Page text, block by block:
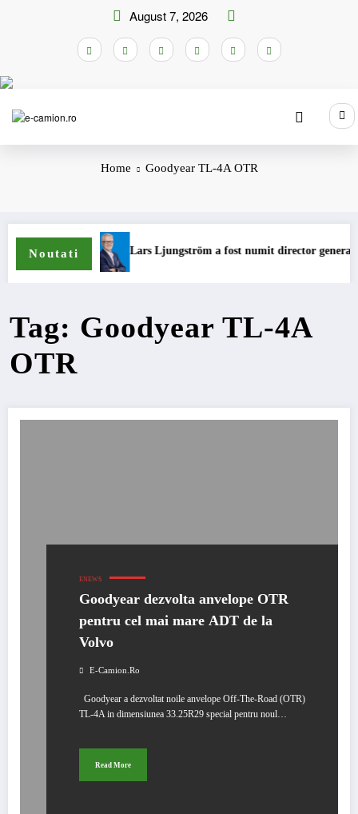
August 7, 2026
Home Goodyear TL-4A OTR
Noutati Lars Ljungström a fost numit director general
Tag: Goodyear TL-4A
OTR
ENEWS
Goodyear dezvolta anvelope OTR
pentru cel mai mare ADT de la
Volvo
E-Camion.ro
Goodyear a dezvoltat noile anvelope Off-The-Road (OTR)
TL-4A in dimensiunea 33.25R29 special pentru noul…
Read More